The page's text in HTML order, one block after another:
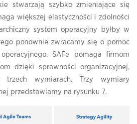
stwarzają szybko zmieniające się
większej elastyczności i zdolności
system operacyjny byłby w
ponownie zwracamy się o pomoc
SAFe pomaga firmom
dzięki sprawności organizacyjnej,
wymiarach. Trzy wymiary
przedstawiamy na rysunku 7.